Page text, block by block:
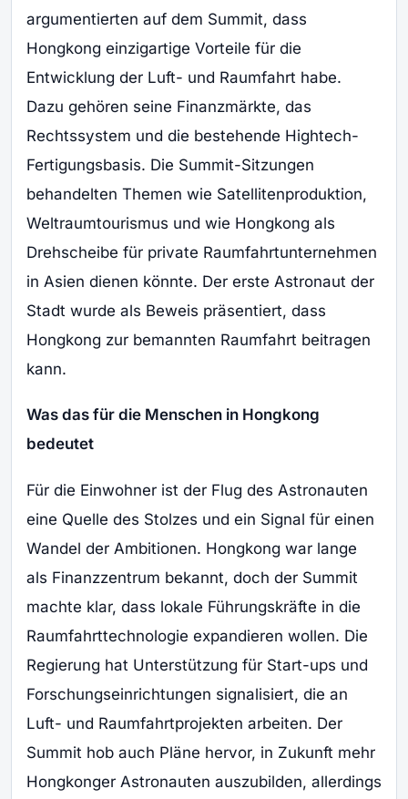
argumentierten auf dem Summit, dass
Hongkong einzigartige Vorteile für die
Entwicklung der Luft- und Raumfahrt habe.
Dazu gehören seine Finanzmärkte, das
Rechtssystem und die bestehende Hightech-
Fertigungsbasis. Die Summit-Sitzungen
behandelten Themen wie Satellitenproduktion,
Weltraumtourismus und wie Hongkong als
Drehscheibe für private Raumfahrtunternehmen
in Asien dienen könnte. Der erste Astronaut der
Stadt wurde als Beweis präsentiert, dass
Hongkong zur bemannten Raumfahrt beitragen
kann.
Was das für die Menschen in Hongkong
bedeutet
Für die Einwohner ist der Flug des Astronauten
eine Quelle des Stolzes und ein Signal für einen
Wandel der Ambitionen. Hongkong war lange
als Finanzzentrum bekannt, doch der Summit
machte klar, dass lokale Führungskräfte in die
Raumfahrttechnologie expandieren wollen. Die
Regierung hat Unterstützung für Start-ups und
Forschungseinrichtungen signalisiert, die an
Luft- und Raumfahrtprojekten arbeiten. Der
Summit hob auch Pläne hervor, in Zukunft mehr
Hongkonger Astronauten auszubilden, allerdings